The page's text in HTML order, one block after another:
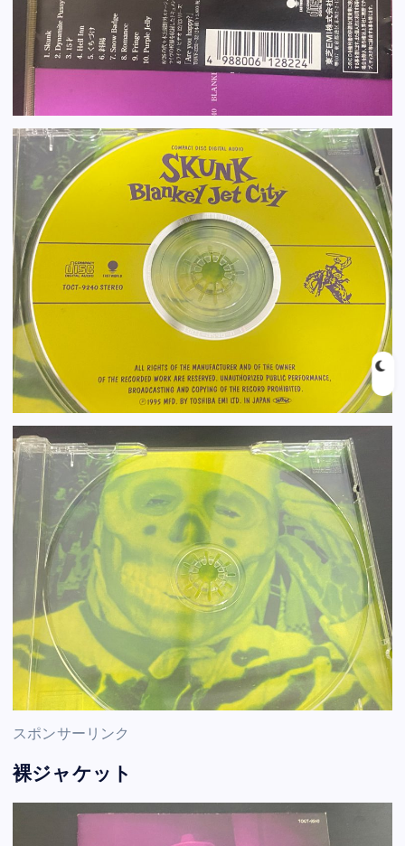
スポンサーリンク
裸ジャケット